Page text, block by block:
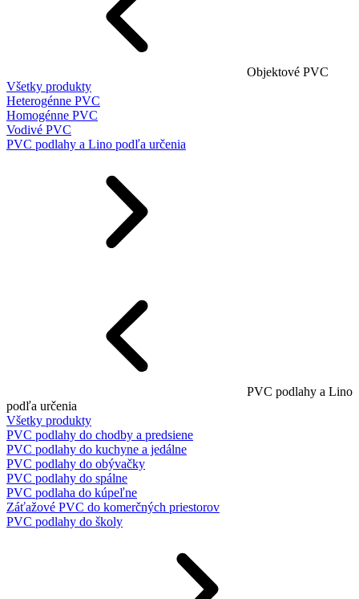
Objektové PVC
Všetky produkty
Heterogénne PVC
Homogénne PVC
Vodivé PVC
PVC podlahy a Lino podľa určenia
PVC podlahy a Lino
podľa určenia
Všetky produkty
PVC podlahy do chodby a predsiene
PVC podlahy do kuchyne a jedálne
PVC podlahy do obývačky
PVC podlahy do spálne
PVC podlaha do kúpeľne
Záťažové PVC do komerčných priestorov
PVC podlahy do školy